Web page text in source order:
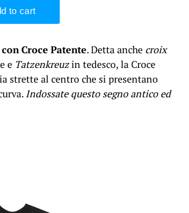
Croce Patente. Detta anchecroix
e Tatzenkreuzin tedesco, la Croce
strette al centro che si presentano
Indossate questo segno antico ed